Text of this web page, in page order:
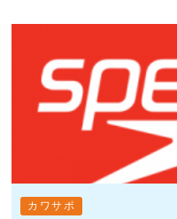
カワサポ